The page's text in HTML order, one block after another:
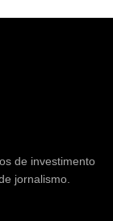
de investimento
jornalismo.